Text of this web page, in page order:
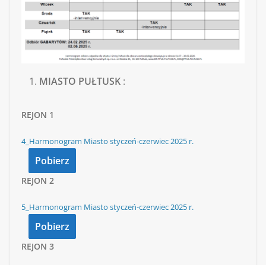
MIASTO PUŁTUSK :
REJON 1
4_Harmonogram Miasto styczeń-czerwiec 2025 r.
Pobierz
REJON 2
5_Harmonogram Miasto styczeń-czerwiec 2025 r.
Pobierz
REJON 3